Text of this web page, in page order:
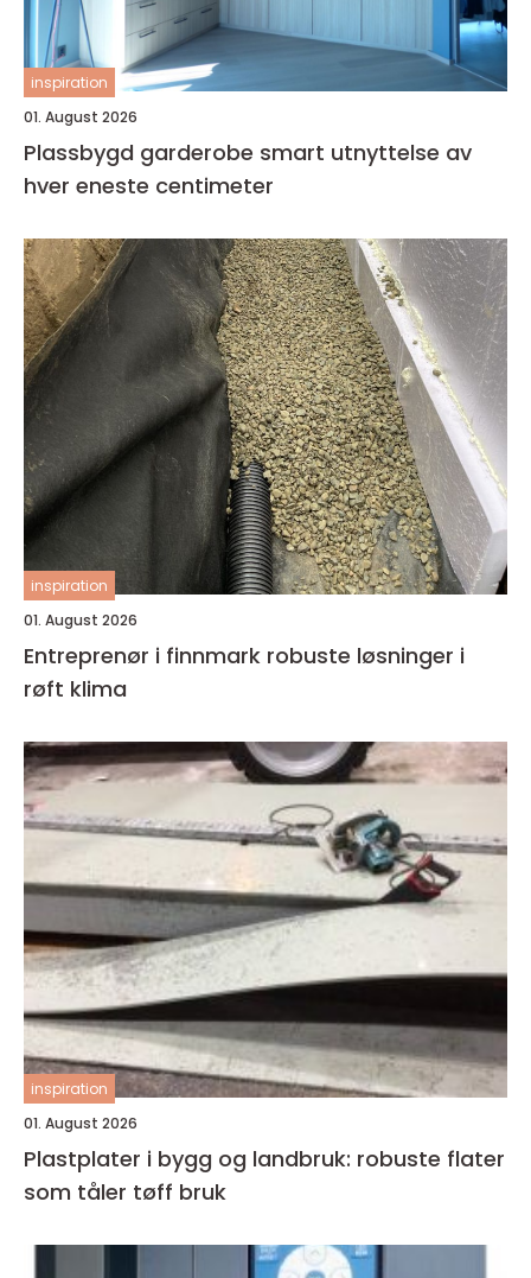
inspiration
01. August 2026
Plassbygd garderobe smart utnyttelse av
hver eneste centimeter
inspiration
01. August 2026
Entreprenør i finnmark robuste løsninger i
røft klima
inspiration
01. August 2026
Plastplater i bygg og landbruk: robuste flater
som tåler tøff bruk